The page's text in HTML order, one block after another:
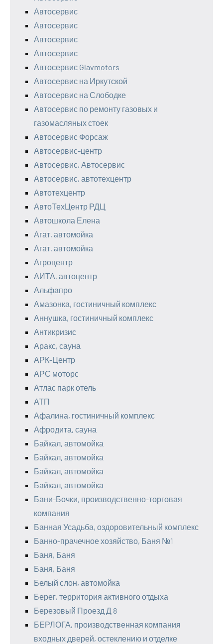
Автосервис
Автосервис
Автосервис
Автосервис
Автосервис Glavmotors
Автосервис на Иркутской
Автосервис на Слободке
Автосервис по ремонту газовых и
газомасляных стоек
Автосервис Форсаж
Автосервис-центр
Автосервис, Автосервис
Автосервис, автотехцентр
Автотехцентр
АвтоТехЦентр РДЦ
Автошкола Елена
Агат, автомойка
Агат, автомойка
Агроцентр
АИТА, автоцентр
Альфапро
Амазонка, гостиничный комплекс
Аннушка, гостиничный комплекс
Антикризис
Аракс, сауна
АРК-Центр
АРС моторс
Атлас парк отель
АТП
Афалина, гостиничный комплекс
Афродита, сауна
Байкал, автомойка
Байкал, автомойка
Байкал, автомойка
Байкал, автомойка
Бани-Бочки, производственно-торговая
компания
Банная Усадьба, оздоровительный комплекс
Банно-прачечное хозяйство, Баня №1
Баня, Баня
Баня, Баня
Белый слон, автомойка
Берег, территория активного отдыха
Березовый Проезд Д 8
БЕРЛОГА, производственная компания
входных дверей, остеклению и отделке